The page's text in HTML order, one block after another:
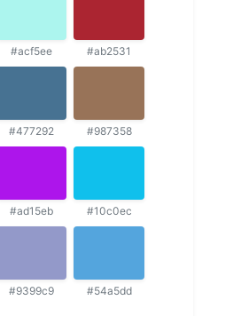
#acf5ee #ab2531
#477292 #987358
#ad15eb #10c0ec
#9399c9 #54a5dd